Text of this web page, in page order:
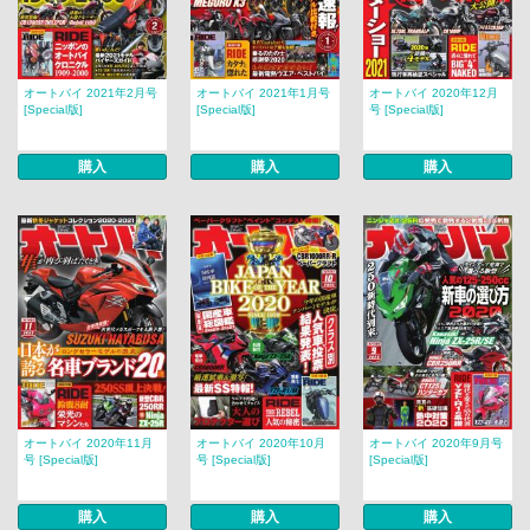
オートバイ 2021年2月号
[Special版]
購入
オートバイ 2021年1月号
[Special版]
購入
オートバイ 2020年12月
号 [Special版]
購入
オートバイ 2020年11月
号 [Special版]
購入
オートバイ 2020年10月
号 [Special版]
購入
オートバイ 2020年9月号
[Special版]
購入